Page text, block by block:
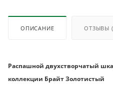
ОПИСАНИЕ ОТЗЫВЫ
Распашной двухстворчатый
коллекции Брайт Золотистый